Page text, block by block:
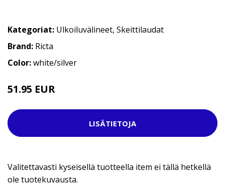
Kategoriat: Ulkoiluvälineet, Skeittilaudat
Brand: Ricta
Color:white/silver
51.95 EUR
LISÄTIETOJA
Valitettavasti kyseisellä tuotteella item ei tällä hetkellä
ole tuotekuvausta.